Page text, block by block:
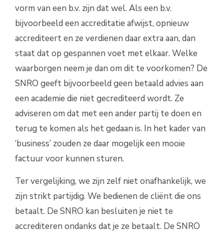
vorm van een b.v. zijn dat wel. Als een b.v.
bijvoorbeeld een accreditatie afwijst, opnieuw
accrediteert en ze verdienen daar extra aan, dan
staat dat op gespannen voet met elkaar. Welke
waarborgen neem je dan om dit te voorkomen? De
SNRO geeft bijvoorbeeld geen betaald advies aan
een academie die niet gecrediteerd wordt. Ze
adviseren om dat met een ander partij te doen en
terug te komen als het gedaan is. In het kader van
‘business’ zouden ze daar mogelijk een mooie
factuur voor kunnen sturen.
Ter vergelijking, we zijn zelf niet onafhankelijk, we
zijn strikt partijdig. We bedienen de cliënt die ons
betaalt. De SNRO kan besluiten je niet te
accrediteren ondanks dat je ze betaalt. De SNRO